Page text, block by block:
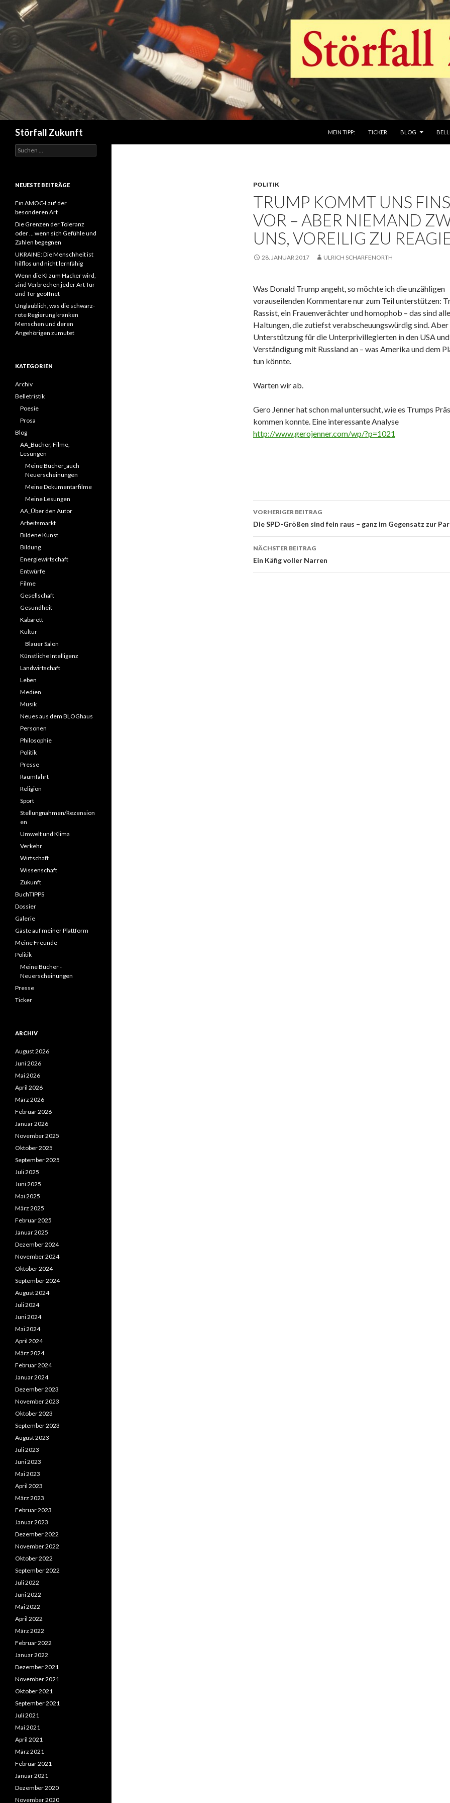
Störfall Zukunft
MEIN TIPP:
TICKER BLOG
POLITIK
TRUMP KOMMT UNS
VOR – ABER NIEMAND
UNS, VOREILIG ZU
28. JANUAR 2017 ULRICH SCHARFENORTH
Was Donald Trump angeht, so möchte ich die unzähligen
vorauseilenden Kommentare nur zum Teil unterstützen:
Rassist, ein Frauenverächter und homophob – das sind
Haltungen, die zutiefst verabscheuungswürdig sind.
Unterstützung für die Unterprivillegierten in den USA
Verständigung mit Russland an – was Amerika und dem
tun könnte.
Warten wir ab.
Gero Jenner hat schon mal untersucht, wie es Trumps
kommen konnte. Eine interessante Analyse
http://www.gerojenner.com/wp/?p=1021
Beitrags-
Navigation
VORHERIGER BEITRAG
Die SPD-Größen sind fein raus – ganz im Gegensatz zur
NÄCHSTER BEITRAG
Ein Käfig voller Narren
Suchen
nach:
NEUESTE BEITRÄGE
Ein AMOC-Lauf der
besonderen Art
Die Grenzen der Toleranz
oder … wenn sich Gefühle und
Zahlen begegnen
UKRAINE: Die Menschheit ist
hilflos und nicht lernfähig
Wenn die KI zum Hacker wird,
sind Verbrechen jeder Art Tür
und Tor geöffnet
Unglaublich, was die schwarz-
rote Regierung kranken
Menschen und deren
Angehörigen zumutet
KATEGORIEN
Archiv
Belletristik
Poesie
Prosa
Blog
AA_Bücher, Filme,
Lesungen
Meine Bücher_auch
Neuerscheinungen
Meine Dokumentarfilme
Meine Lesungen
AA_Über den Autor
Arbeitsmarkt
Bildene Kunst
Bildung
Energiewirtschaft
Entwürfe
Filme
Gesellschaft
Gesundheit
Kabarett
Kultur
Blauer Salon
Künstliche Intelligenz
Landwirtschaft
Leben
Medien
Musik
Neues aus dem BLOGhaus
Personen
Philosophie
Politik
Presse
Raumfahrt
Religion
Sport
Stellungnahmen/Rezension
en
Umwelt und Klima
Verkehr
Wirtschaft
Wissenschaft
Zukunft
BuchTIPPS
Dossier
Galerie
Gäste auf meiner Plattform
Meine Freunde
Politik
Meine Bücher -
Neuerscheinungen
Presse
Ticker
ARCHIV
August 2026
Juni 2026
Mai 2026
April 2026
März 2026
Februar 2026
Januar 2026
November 2025
Oktober 2025
September 2025
Juli 2025
Juni 2025
Mai 2025
März 2025
Februar 2025
Januar 2025
Dezember 2024
November 2024
Oktober 2024
September 2024
August 2024
Juli 2024
Juni 2024
Mai 2024
April 2024
März 2024
Februar 2024
Januar 2024
Dezember 2023
November 2023
Oktober 2023
September 2023
August 2023
Juli 2023
Juni 2023
Mai 2023
April 2023
März 2023
Februar 2023
Januar 2023
Dezember 2022
November 2022
Oktober 2022
September 2022
Juli 2022
Juni 2022
Mai 2022
April 2022
März 2022
Februar 2022
Januar 2022
Dezember 2021
November 2021
Oktober 2021
September 2021
Juli 2021
Mai 2021
April 2021
März 2021
Februar 2021
Januar 2021
Dezember 2020
November 2020